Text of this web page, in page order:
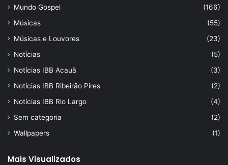
Mundo Gospel
(166)
Músicas
(55)
Músicas e Louvores
(23)
Notícias
(5)
Notícias IBB Acauã
(3)
Notícias IBB Ribeirão Pires
(2)
Notícias IBB Rio Largo
(4)
Sem categoria
(2)
Wallpapers
(1)
Mais Visualizados